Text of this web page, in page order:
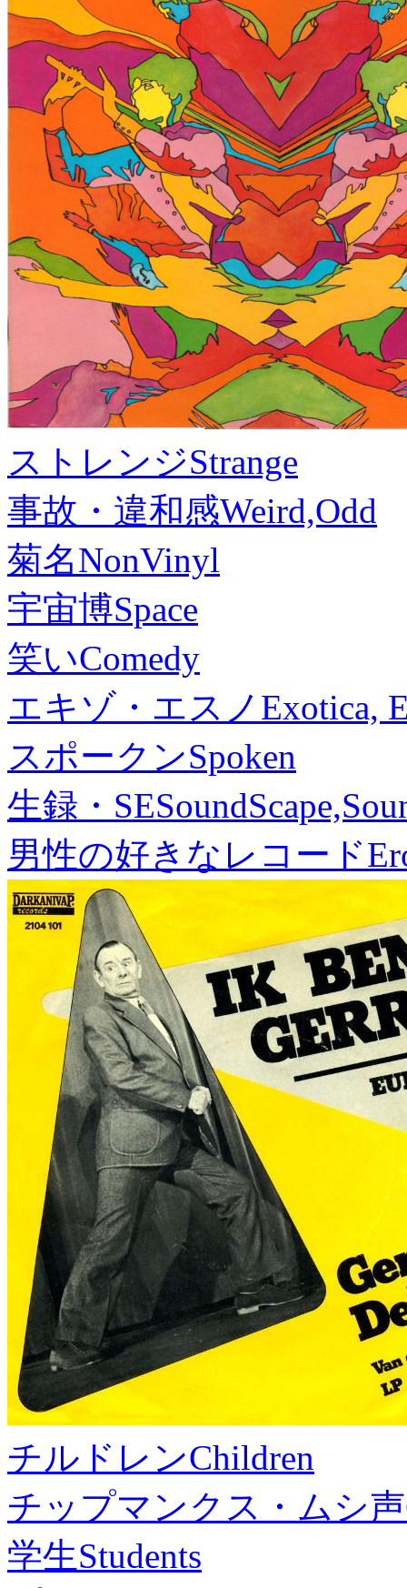
ストレンジStrange
事故・違和感Weird,Odd
菊名NonVinyl
宇宙博Space
笑いComedy
エキゾ・エスノ Exotica,
スポークンSpoken
生録・SE
男性の好きなレコード
チルドレンChildren
チップマンクス・ムシ声
学生Students